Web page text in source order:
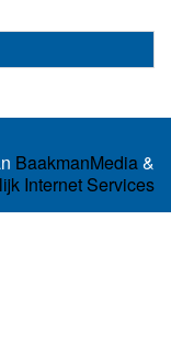
BaakmanMedia&
Internet Services